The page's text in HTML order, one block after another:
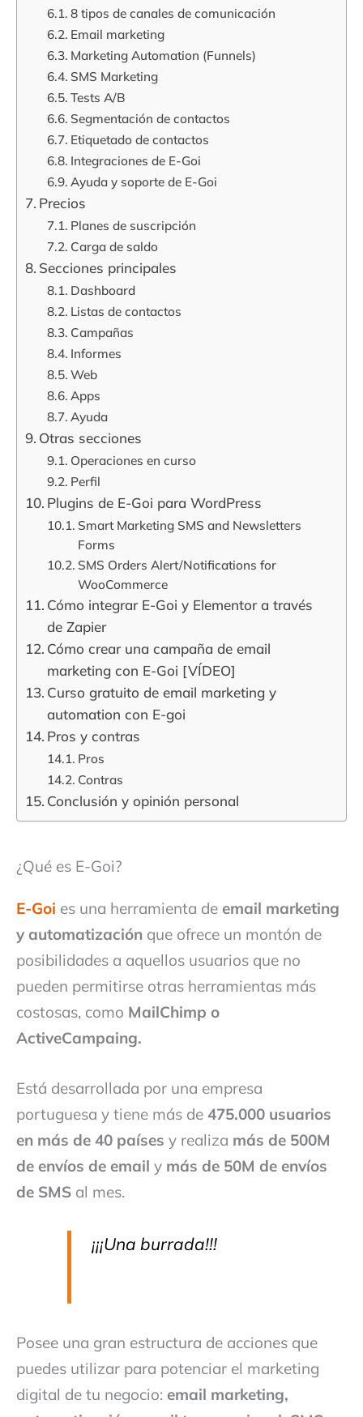
8 tipos de canales de comunicación
Email marketing
Marketing Automation (Funnels)
SMS Marketing
Tests A/B
Segmentación de contactos
Etiquetado de contactos
Integraciones de E-Goi
Ayuda y soporte de E-Goi
Precios
Planes de suscripción
Carga de saldo
Secciones principales
Dashboard
Listas de contactos
Campañas
Informes
Web
Apps
Ayuda
Otras secciones
Operaciones en curso
Perfil
Plugins de E-Goi para WordPress
Smart Marketing SMS and Newsletters
Forms
SMS Orders Alert/Notifications for
WooCommerce
Cómo integrar E-Goi y Elementor a través
de Zapier
Cómo crear una campaña de email
marketing con E-Goi [VÍDEO]
Curso gratuito de email marketing y
automation con E-goi
Pros y contras
Pros
Contras
Conclusión y opinión personal
¿Qué es E-Goi?
E-Goi es una herramienta de email marketing
y automatización que ofrece un montón de
posibilidades a aquellos usuarios que no
pueden permitirse otras herramientas más
costosas, como MailChimp o
ActiveCampaing.
Está desarrollada por una empresa
portuguesa y tiene más de 475.000 usuarios
en más de 40 países y realiza más de 500M
de envíos de email y más de 50M de envíos
de SMS al mes.
¡¡¡Una burrada!!!
Posee una gran estructura de acciones que
puedes utilizar para potenciar el marketing
digital de tu negocio: email marketing,